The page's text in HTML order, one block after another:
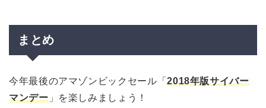
まとめ
今年最後のアマゾンビックセール「2018年版サイバー
マンデー」を楽しみましょう！